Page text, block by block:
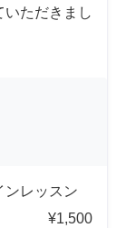
いただきまし
レッスン
¥1,500